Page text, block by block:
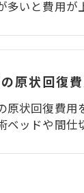
多いと費用が
原状回復費用
ベッドや間仕